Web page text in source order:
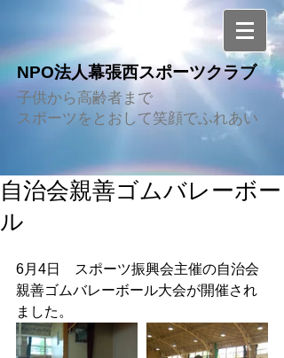
NPO法人幕張西スポーツクラブ
子供から高齢者まで
スポーツをとおして笑顔でふれあい
自治会親善ゴムバレーボー
ル
6月4日　スポーツ振興会主催の自治会
親善ゴムバレーボール大会が開催され
ました。